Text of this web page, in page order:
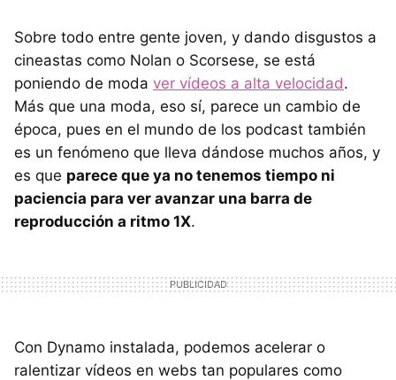
Sobre todo entre gente joven, y dando disgustos a
cineastas como Nolan o Scorsese, se está
poniendo de moda ver vídeos a alta velocidad.
Más que una moda, eso sí, parece un cambio de
época, pues en el mundo de los podcast también
es un fenómeno que lleva dándose muchos años, y
es que parece que ya no tenemos tiempo ni
paciencia para ver avanzar una barra de
reproducción a ritmo 1X.
Con Dynamo instalada, podemos acelerar o
ralentizar vídeos en webs tan populares como